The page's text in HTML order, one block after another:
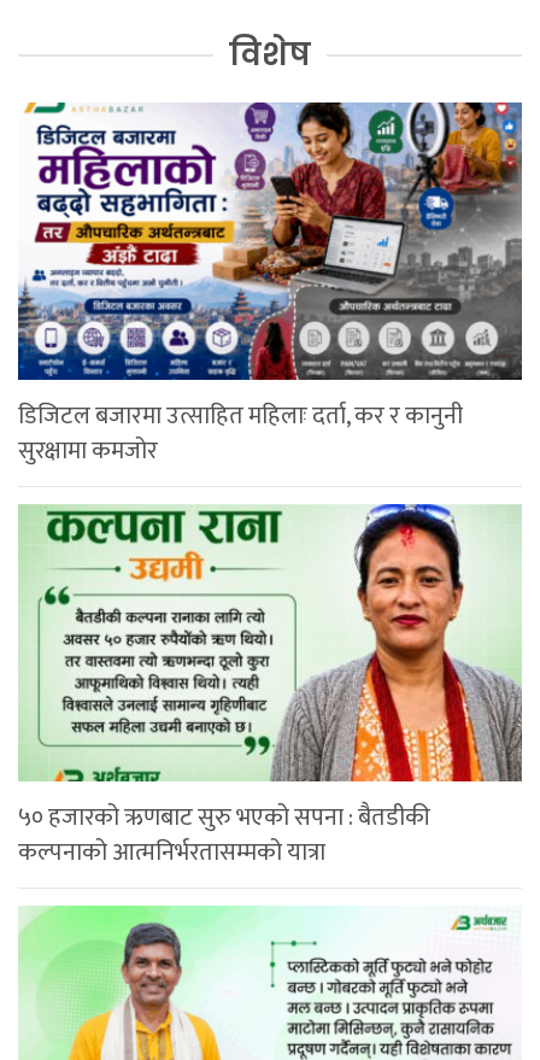
विशेष
डिजिटल बजारमा उत्साहित महिलाः दर्ता, कर र कानुनी
सुरक्षामा कमजोर
५० हजारको ऋणबाट सुरु भएको सपना : बैतडीकी
कल्पनाको आत्मनिर्भरतासम्मको यात्रा